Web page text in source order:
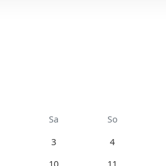
Sa
So
3
4